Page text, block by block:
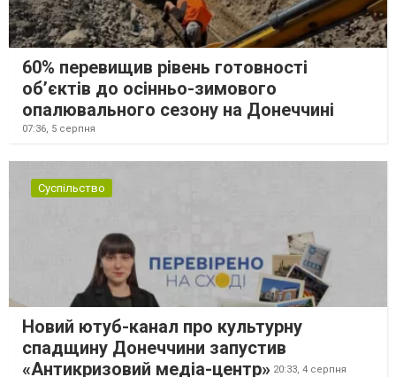
60% перевищив рівень готовності
об’єктів до осінньо-зимового
опалювального сезону на Донеччині
07:36, 5 серпня
Суспільство
Новий ютуб-канал про культурну
спадщину Донеччини запустив
«Антикризовий медіа-центр» 20:33, 4 серпня